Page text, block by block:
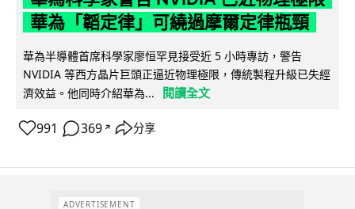
華為「韜定律」可繞過摩爾定律瓶頸
華為半導體首席科學家廖恒罕見接受近 5 小時專訪，警告
NVIDIA 等西方晶片巨頭正逼近物理極限，傳統製程升級已失經
濟效益。他同時介紹華為...
閱讀全文
991 369 ↗ 分享
ADVERTISEMENT